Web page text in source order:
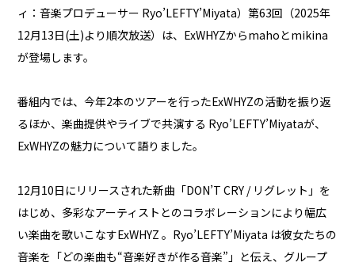
ィ：音楽プロデューサー Ryo’LEFTY’Miyata）第63回（2025年
12月13日(土)より順次放送）は、ExWHYZからmahoとmikina
が登場します。
番組内では、今年2本のツアーを行ったExWHYZの活動を振り返
るほか、楽曲提供やライブで共演する Ryo’LEFTY’Miyataが、
ExWHYZの魅力について語りました。
12月10日にリリースされた新曲「DON’T CRY / リグレット」を
はじめ、多彩なアーティストとのコラボレーションにより幅広
い楽曲を歌いこなすExWHYZ 。Ryo’LEFTY’Miyata は彼女たちの
音楽を「どの楽曲も“音楽好きが作る音楽”」と伝え、グループ